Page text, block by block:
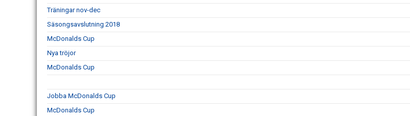
Träningar nov-dec
Säsongsavslutning 2018
McDonalds Cup
Nya tröjor
McDonalds Cup
Jobba McDonalds Cup
McDonalds Cup